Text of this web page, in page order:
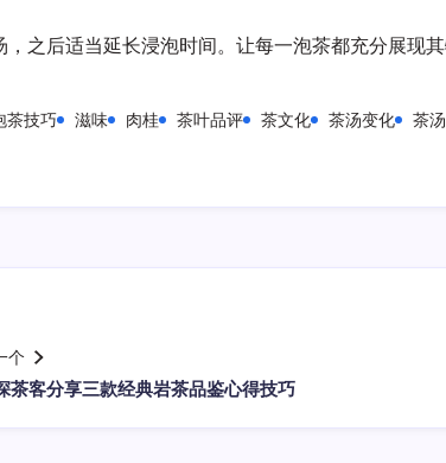
后适当延长浸泡时间。让每一泡茶都充分展现其
茶技巧 滋味 肉桂 茶叶品评 茶文化 茶汤变化 茶
个
茶客分享三款经典岩茶品鉴心得技巧